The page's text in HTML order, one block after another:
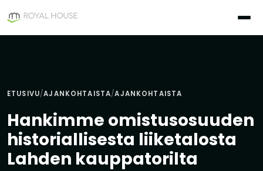
sisältöön
ETUSIVU/AJANKOHTAISTA/AJANKOHTAISTA
Hankimme omistusosuuden
historiallisesta liiketalosta
Lahden kauppatorilta